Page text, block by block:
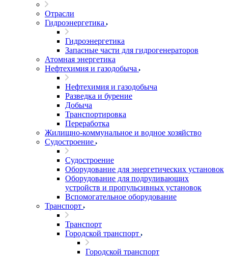
Отрасли
Гидроэнергетика
Гидроэнергетика
Запасные части для гидрогенераторов
Атомная энергетика
Нефтехимия и газодобыча
Нефтехимия и газодобыча
Разведка и бурение
Добыча
Транспортировка
Переработка
Жилищно-коммунальное и водное хозяйство
Судостроение
Судостроение
Оборудование для энергетических установок
Оборудование для подруливающих
устройств и пропульсивных установок
Вспомогательное оборудование
Транспорт
Транспорт
Городской транспорт
Городской транспорт